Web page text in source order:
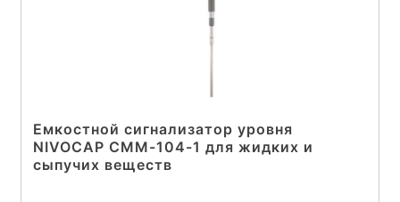
Емкостной сигнализатор уровня
NIVOCAP CMM-104-1 для жидких и
сыпучих веществ